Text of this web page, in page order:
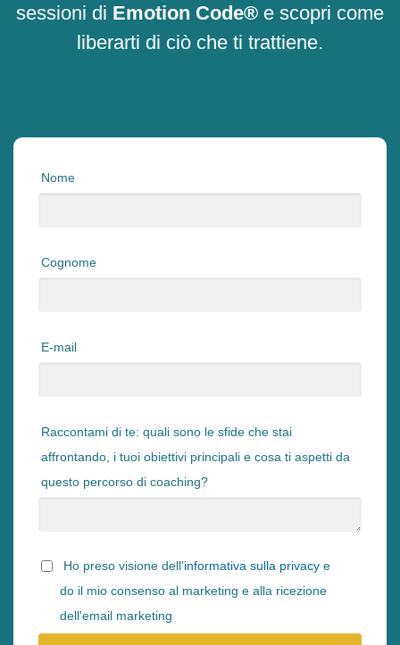
sessioni di Emotion Code® e scopri come
liberarti di ciò che ti trattiene.
Nome
Cognome
E-mail
Raccontami di te: quali sono le sfide che stai
affrontando, i tuoi obiettivi principali e cosa ti aspetti da
questo percorso di coaching?
Ho preso visione dell’informativa sulla privacy e
do il mio consenso al marketing e alla ricezione
dell'email marketing